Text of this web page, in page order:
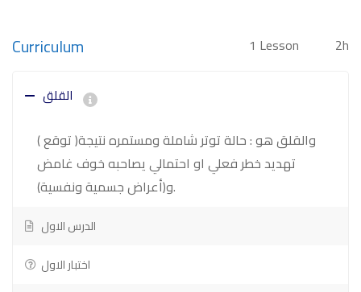
Curriculum 1 Lesson 2h
والقلق هو : حالة توتر شاملة ومستمره نتيجة( توقع )
تهديد خطر فعلي او احتمالي يصاحبه خوف غامض
و(أعراض جسمية ونفسية).
الدرس الاول
اختبار الاول